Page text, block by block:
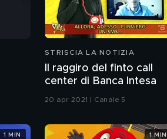
STRISCIA LA NOTIZIA
Il raggiro del finto call
center di Banca Intesa
20 apr 2021 | Canale 5
1 MIN 1 MIN